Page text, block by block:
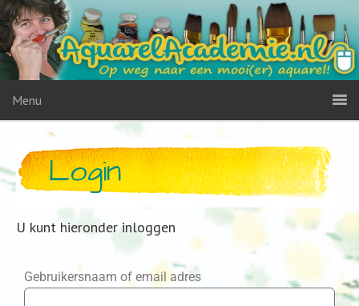
Menu
Login
U kunt hieronder inloggen
Gebruikersnaam of email adres